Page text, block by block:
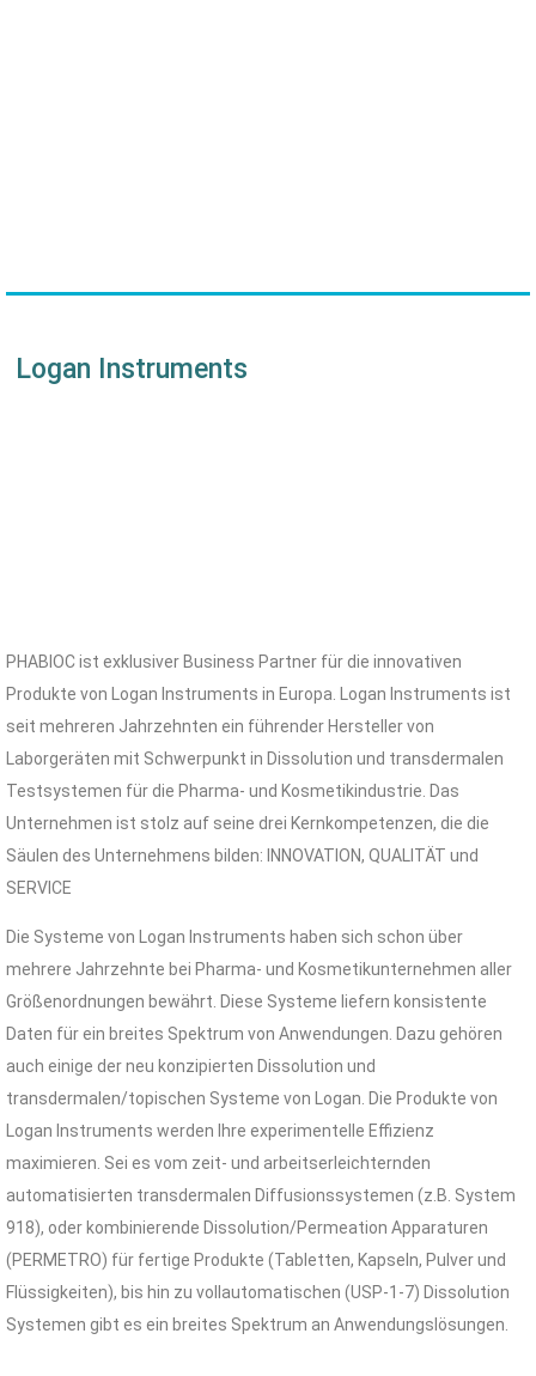
Logan Instruments
PHABIOC ist exklusiver Business Partner für die innovativen
Produkte von Logan Instruments in Europa. Logan Instruments ist
seit mehreren Jahrzehnten ein führender Hersteller von
Laborgeräten mit Schwerpunkt in Dissolution und transdermalen
Testsystemen für die Pharma- und Kosmetikindustrie. Das
Unternehmen ist stolz auf seine drei Kernkompetenzen, die die
Säulen des Unternehmens bilden: INNOVATION, QUALITÄT und
SERVICE
Die Systeme von Logan Instruments haben sich schon über
mehrere Jahrzehnte bei Pharma- und Kosmetikunternehmen aller
Größenordnungen bewährt. Diese Systeme liefern konsistente
Daten für ein breites Spektrum von Anwendungen. Dazu gehören
auch einige der neu konzipierten Dissolution und
transdermalen/topischen Systeme von Logan. Die Produkte von
Logan Instruments werden Ihre experimentelle Effizienz
maximieren. Sei es vom zeit- und arbeitserleichternden
automatisierten transdermalen Diffusionssystemen (z.B. System
918), oder kombinierende Dissolution/Permeation Apparaturen
(PERMETRO) für fertige Produkte (Tabletten, Kapseln, Pulver und
Flüssigkeiten), bis hin zu vollautomatischen (USP-1-7) Dissolution
Systemen gibt es ein breites Spektrum an Anwendungslösungen.